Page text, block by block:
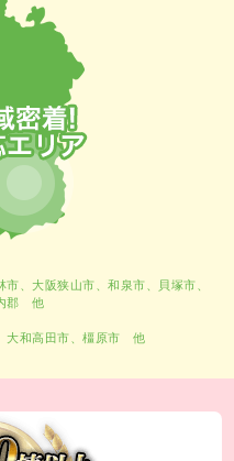
市、大阪狭山市、和泉市、貝塚市、
郡 他
大和高田市、橿原市 他